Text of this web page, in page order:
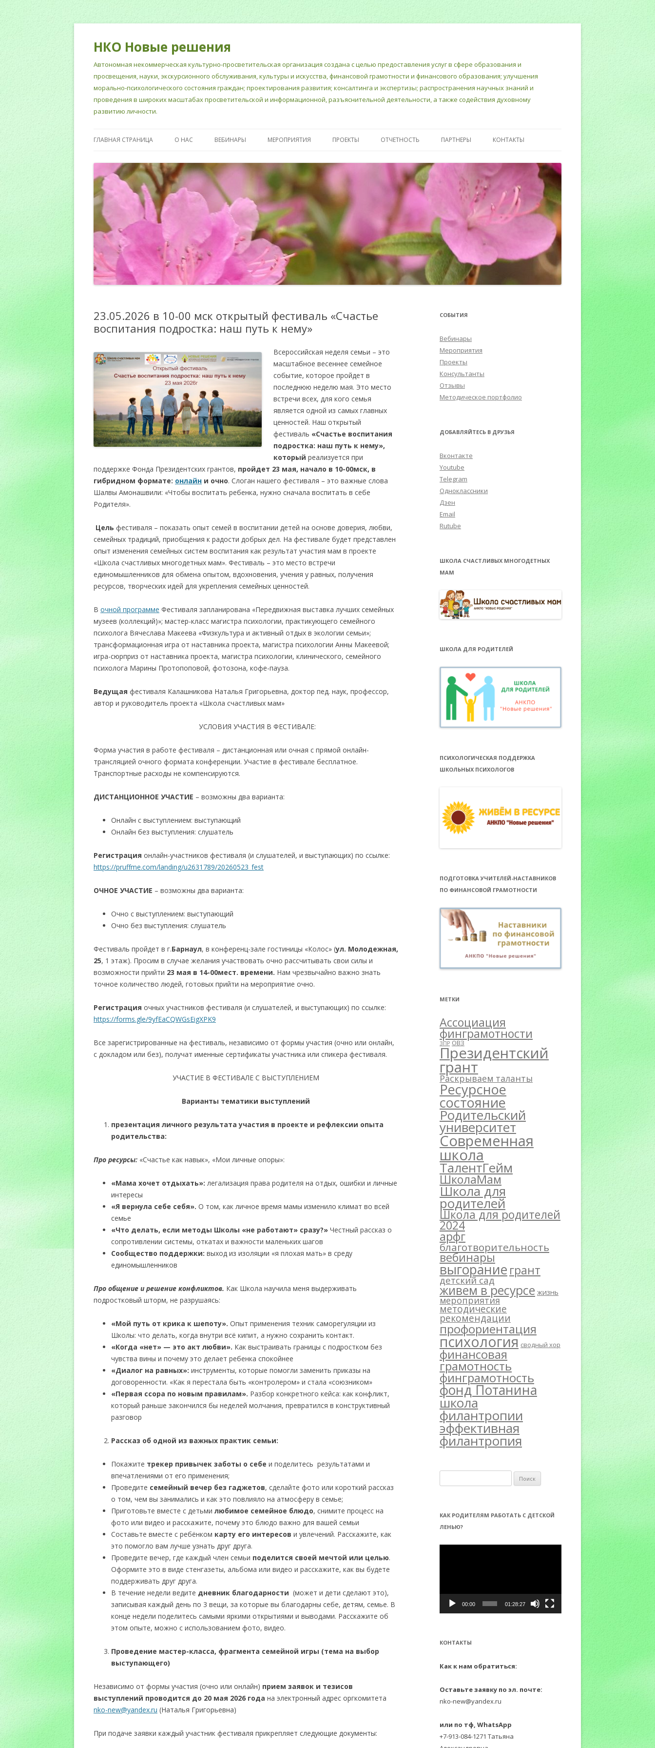
НКО Новые решения
Автономная некоммерческая культурно-просветительская организация создана с целью предоставления услуг в сфере образования и
просвещения, науки, экскурсионного обслуживания, культуры и искусства, финансовой грамотности и финансового образования; улучшения
морально-психологического состояния граждан; проектирования развития; консалтинга и экспертизы; распространения научных знаний и
проведения в широких масштабах просветительской и информационной, разъяснительной деятельности, а также содействия духовному
развитию личности.
ГЛАВНАЯ СТРАНИЦА О НАС
СОТРУДНИКИ
ВЕБИНАРЫ МЕРОПРИЯТИЯ ПРОЕКТЫ
МНОГОДЕТНЫХ МАМ»
ПСИХОЛОГИЧЕСКАЯ
ПОДДЕРЖКА ШКОЛЬНЫХ
ПЕДАГОГОВ- ПСИХОЛОГОВ
ПОДГОТОВКА УЧИТЕЛЕЙ-
НАСТАВНИКОВ ПО
ФИНАНСОВОЙ ГРАМОТНОСТИ
ШКОЛА ДЛЯ РОДИТЕЛЕЙ
ОТЧЕТНОСТЬ
ГОДОВОЙ БУХГАЛТЕРСКИЙ
ОТЧЕТ
ОТЧЕТНОСТЬ В МИНЮСТИЦИИ
ОТЗЫВЫ
МЕТОДИЧЕСКОЕ ПОРТФОЛИО
ПАРТНЕРЫ КОНТАКТЫ
23.05.2026 в 10-00 мск открытый фестиваль «Счастье
воспитания подростка: наш путь к нему»
Всероссийская неделя семьи – это
масштабное весеннее семейное
событие, которое пройдет в
последнюю неделю мая. Это место
встречи всех, для кого семья
является одной из самых главных
ценностей. Наш открытый
фестиваль «Счастье воспитания
подростка: наш путь к нему»,
который реализуется при
поддержке Фонда Президентских грантов, пройдет 23 мая, начало в 10-00мск, в
гибридном формате: онлайн и очно. Слоган нашего фестиваля – это важные слова
Шалвы Амонашвили: «Чтобы воспитать ребенка, нужно сначала воспитать в себе
Родителя».
Цель фестиваля – показать опыт семей в воспитании детей на основе доверия, любви,
семейных традиций, приобщения к радости добрых дел. На фестивале будет представлен
опыт изменения семейных систем воспитания как результат участия мам в проекте
«Школа счастливых многодетных мам». Фестиваль – это место встречи
единомышленников для обмена опытом, вдохновения, учения у равных, получения
ресурсов, творческих идей для укрепления семейных ценностей.
В очной программе Фестиваля запланирована «Передвижная выставка лучших семейных
музеев (коллекций)»; мастер-класс магистра психологии, практикующего семейного
психолога Вячеслава Макеева «Физкультура и активный отдых в экологии семьи»;
трансформационная игра от наставника проекта, магистра психологии Анны Макеевой;
игра-сюрприз от наставника проекта, магистра психологии, клинического, семейного
психолога Марины Протопоповой, фотозона, кофе-пауза.
Ведущая фестиваля Калашникова Наталья Григорьевна, доктор пед. наук, профессор,
автор и руководитель проекта «Школа счастливых мам»
УСЛОВИЯ УЧАСТИЯ В ФЕСТИВАЛЕ:
Форма участия в работе фестиваля – дистанционная или очная с прямой онлайн-
трансляцией очного формата конференции. Участие в фестивале бесплатное.
Транспортные расходы не компенсируются.
ДИСТАНЦИОННОЕ УЧАСТИЕ – возможны два варианта:
Онлайн с выступлением: выступающий
Онлайн без выступления: слушатель
Регистрация онлайн-участников фестиваля (и слушателей, и выступающих) по ссылке:
https://pruffme.com/landing/u2631789/20260523_fest
ОЧНОЕ УЧАСТИЕ – возможны два варианта:
Очно с выступлением: выступающий
Очно без выступления: слушатель
Фестиваль пройдет в г.Барнаул, в конференц-зале гостиницы «Колос» (ул. Молодежная,
25, 1 этаж). Просим в случае желания участвовать очно рассчитывать свои силы и
возможности прийти 23 мая в 14-00мест. времени. Нам чрезвычайно важно знать
точное количество людей, готовых прийти на мероприятие очно.
Регистрация очных участников фестиваля (и слушателей, и выступающих) по ссылке:
https://forms.gle/9yfEaCQWGsEigXPK9
Все зарегистрированные на фестиваль, независимо от формы участия (очно или онлайн,
с докладом или без), получат именные сертификаты участника или спикера фестиваля.
УЧАСТИЕ В ФЕСТИВАЛЕ С ВЫСТУПЛЕНИЕМ
Варианты тематики выступлений
презентация личного результата участия в проекте и рефлексии опыта
родительства:
Про ресурсы: «Счастье как навык», «Мои личные опоры»:
«Мама хочет отдыхать»: легализация права родителя на отдых, ошибки и личные
интересы
«Я вернула себе себя». О том, как личное время мамы изменило климат во всей
семье
«Что делать, если методы Школы «не работают» сразу?» Честный рассказ о
сопротивлении системы, откатах и важности маленьких шагов
Сообщество поддержки: выход из изоляции «я плохая мать» в среду
единомышленников
Про общение и решение конфликтов. Как Школа научила меня выдерживать
подростковый шторм, не разрушаясь:
«Мой путь от крика к шепоту». Опыт применения техник саморегуляции из
Школы: что делать, когда внутри всё кипит, а нужно сохранить контакт.
«Когда «нет» — это акт любви». Как выстраивать границы с подростком без
чувства вины и почему это делает ребенка спокойнее
«Диалог на равных»: инструменты, которые помогли заменить приказы на
договоренности. «Как я перестала быть «контролером» и стала «союзником»
«Первая ссора по новым правилам». Разбор конкретного кейса: как конфликт,
который раньше закончился бы неделей молчания, превратился в конструктивный
разговор
Рассказ об одной из важных практик семьи:
Покажите трекер привычек заботы о себе и поделитесь результатами и
впечатлениями от его применения;
Проведите семейный вечер без гаджетов, сделайте фото или короткий рассказ
о том, чем вы занимались и как это повлияло на атмосферу в семье;
Приготовьте вместе с детьми любимое семейное блюдо, снимите процесс на
фото или видео и расскажите, почему это блюдо важно для вашей семьи
Составьте вместе с ребёнком карту его интересов и увлечений. Расскажите, как
это помогло вам лучше узнать друг друга.
Проведите вечер, где каждый член семьи поделится своей мечтой или целью.
Оформите это в виде стенгазеты, альбома или видео и расскажите, как вы будете
поддерживать друг друга.
В течение недели ведите дневник благодарности (может и дети сделают это),
записывая каждый день по 3 вещи, за которые вы благодарны себе, детям, семье. В
конце недели поделитесь самыми яркими открытиями и выводами. Расскажите об
этом опыте, можно с использованием фото, видео.
Проведение мастер-класса, фрагмента семейной игры (тема на выбор
выступающего)
Независимо от формы участия (очно или онлайн) прием заявок и тезисов
выступлений проводится до 20 мая 2026 года на электронный адрес оргкомитета
nko-new@yandex.ru (Наталья Григорьевна)
При подаче заявки каждый участник фестиваля прикрепляет следующие документы:
СОБЫТИЯ
Вебинары
Мероприятия
Проекты
Консультанты
Отзывы
Методическое портфолио
ДОБАВЛЯЙТЕСЬ В ДРУЗЬЯ
Вконтакте
Youtube
Telegram
Одноклассники
Дзен
Email
Rutube
ШКОЛА СЧАСТЛИВЫХ МНОГОДЕТНЫХ
МАМ
ШКОЛА ДЛЯ РОДИТЕЛЕЙ
ПСИХОЛОГИЧЕСКАЯ ПОДДЕРЖКА
ШКОЛЬНЫХ ПСИХОЛОГОВ
ПОДГОТОВКА УЧИТЕЛЕЙ-НАСТАВНИКОВ
ПО ФИНАНСОВОЙ ГРАМОТНОСТИ
МЕТКИ
Ассоциация
финграмотности
ЗПР ОВЗ
Президентский
грант
Раскрываем таланты
Ресурсное
состояние
Родительский
университет
Современная
школа
ТалентГейм
ШколаМам
Школа для
родителей
Школа для родителей
2024
арфг
благотворительность
вебинары
выгорание грант
детский сад
живем в ресурсе жизнь
мероприятия
методические
рекомендации
профориентация
психология сводный хор
финансовая
грамотность
финграмотность
фонд Потанина
школа
филантропии
эффективная
филантропия
а
т
и
КАК РОДИТЕЛЯМ РАБОТАТЬ С ДЕТСКОЙ
ЛЕНЬЮ?
Видеоплеер
00:00 01:28:27
КОНТАКТЫ
Как к нам обратиться:
Оставьте заявку по эл. почте:
nko-new@yandex.ru
или по тф, WhatsApp
+7-913-084-1271 Татьяна